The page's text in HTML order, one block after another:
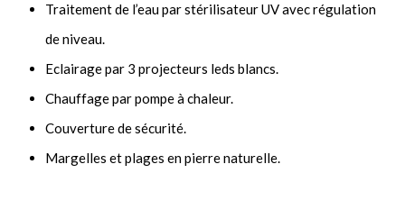
Traitement de l’eau par stérilisateur UV avec régulation
de niveau.
Eclairage par 3 projecteurs leds blancs.
Chauffage par pompe à chaleur.
Couverture de sécurité.
Margelles et plages en pierre naturelle.